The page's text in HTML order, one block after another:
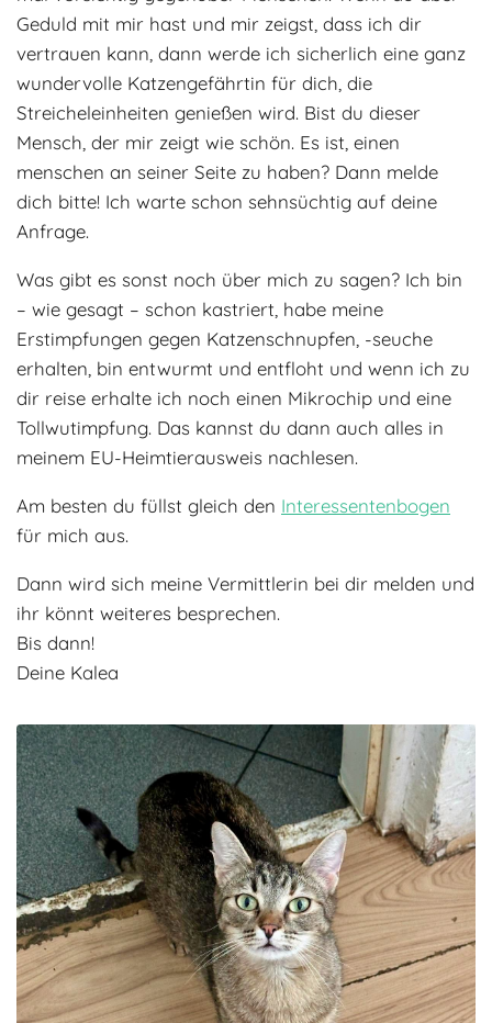
Geduld mit mir hast und mir zeigst, dass ich dir
vertrauen kann, dann werde ich sicherlich eine ganz
wundervolle Katzengefährtin für dich, die
Streicheleinheiten genießen wird. Bist du dieser
Mensch, der mir zeigt wie schön. Es ist, einen
menschen an seiner Seite zu haben? Dann melde
dich bitte! Ich warte schon sehnsüchtig auf deine
Anfrage.
Was gibt es sonst noch über mich zu sagen? Ich bin
– wie gesagt – schon kastriert, habe meine
Erstimpfungen gegen Katzenschnupfen, -seuche
erhalten, bin entwurmt und entfloht und wenn ich zu
dir reise erhalte ich noch einen Mikrochip und eine
Tollwutimpfung. Das kannst du dann auch alles in
meinem EU-Heimtierausweis nachlesen.
Am besten du füllst gleich den Interessentenbogen
für mich aus.
Dann wird sich meine Vermittlerin bei dir melden und
ihr könnt weiteres besprechen.
Bis dann!
Deine Kalea